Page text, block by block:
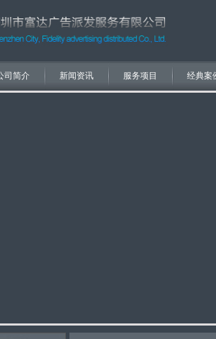
司简介 新闻资讯 服务项目 经典案